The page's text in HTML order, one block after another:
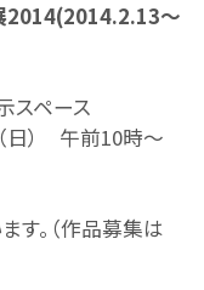
～
ペース
日） 午前10時～
す。（作品募集は